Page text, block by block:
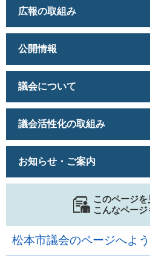
広報の取組み
公開情報
議会について
議会活性化の取組み
お知らせ・ご案内
このページ
こんなペー
松本市議会のページへよ